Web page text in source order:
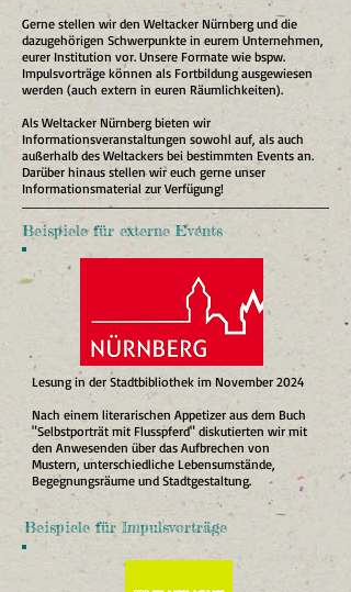
Gerne stellen wir den Weltacker Nürnberg und die
dazugehörigen Schwerpunkte in eurem Unternehmen,
eurer Institution vor. Unsere Formate wie bspw.
Impulsvorträge können als Fortbildung ausgewiesen
werden (auch extern in euren Räumlichkeiten).
Als Weltacker Nürnberg bieten wir
Informationsveranstaltungen sowohl auf, als auch
außerhalb des Weltackers bei bestimmten Events an.
Darüber hinaus stellen wir euch gerne unser
Informationsmaterial zur Verfügung!
Beispiele für externe Events
Lesung in der Stadtbibliothek im November 2024
Nach einem literarischen Appetizer aus dem Buch
"Selbstporträt mit Flusspferd" diskutierten wir mit
den Anwesenden über das Aufbrechen von
Mustern, unterschiedliche Lebensumstände,
Begegnungsräume und Stadtgestaltung.​
Beispiele für Impulsvorträge